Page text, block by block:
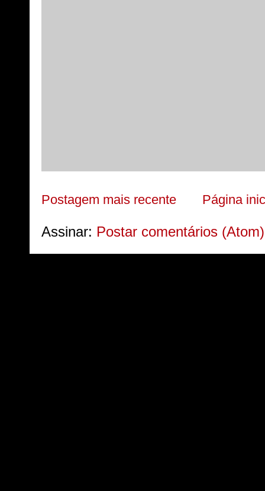
Postagem mais recente Página
Assinar: Postar comentários (Atom)